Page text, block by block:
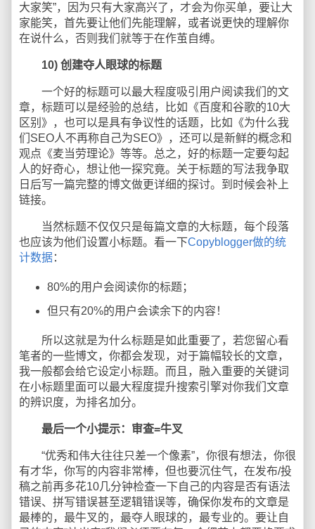
大家笑”，因为只有大家高兴了，才会为你买单，要让大
家能笑，首先要让他们先能理解，或者说更快的理解你
在说什么，否则我们就等于在作茧自缚。
10) 创建夺人眼球的标题
一个好的标题可以最大程度吸引用户阅读我们的文
章，标题可以是经验的总结，比如《百度和谷歌的10大
区别》，也可以是具有争议性的话题，比如《为什么我
们SEO人不再称自己为SEO》，还可以是新鲜的概念和
观点《麦当劳理论》等等。总之，好的标题一定要勾起
人的好奇心，想让他一探究竟。关于标题的写法我争取
日后写一篇完整的博文做更详细的探讨。到时候会补上
链接。
当然标题不仅仅只是每篇文章的大标题，每个段落
也应该为他们设置小标题。看一下Copyblogger做的统
计数据：
80%的用户会阅读你的标题；
但只有20%的用户会读余下的内容！
所以这就是为什么标题是如此重要了，若您留心看
笔者的一些博文，你都会发现，对于篇幅较长的文章，
我一般都会给它设定小标题。而且，融入重要的关键词
在小标题里面可以最大程度提升搜索引擎对你我们文章
的辨识度，为排名加分。
最后一个小提示：审查=牛叉
“优秀和伟大往往只差一个像素”，你很有想法，你很
有才华，你写的内容非常棒，但也要沉住气，在发布/投
稿之前再多花10几分钟检查一下自己的内容是否有语法
错误、拼写错误甚至逻辑错误等，确保你发布的文章是
最棒的，最牛叉的，最夺人眼球的，最专业的。要让自